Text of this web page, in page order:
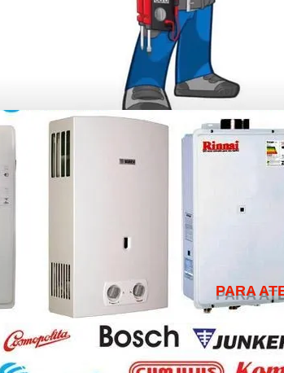
A UNICA QUE
PARA ATENDIMENTO